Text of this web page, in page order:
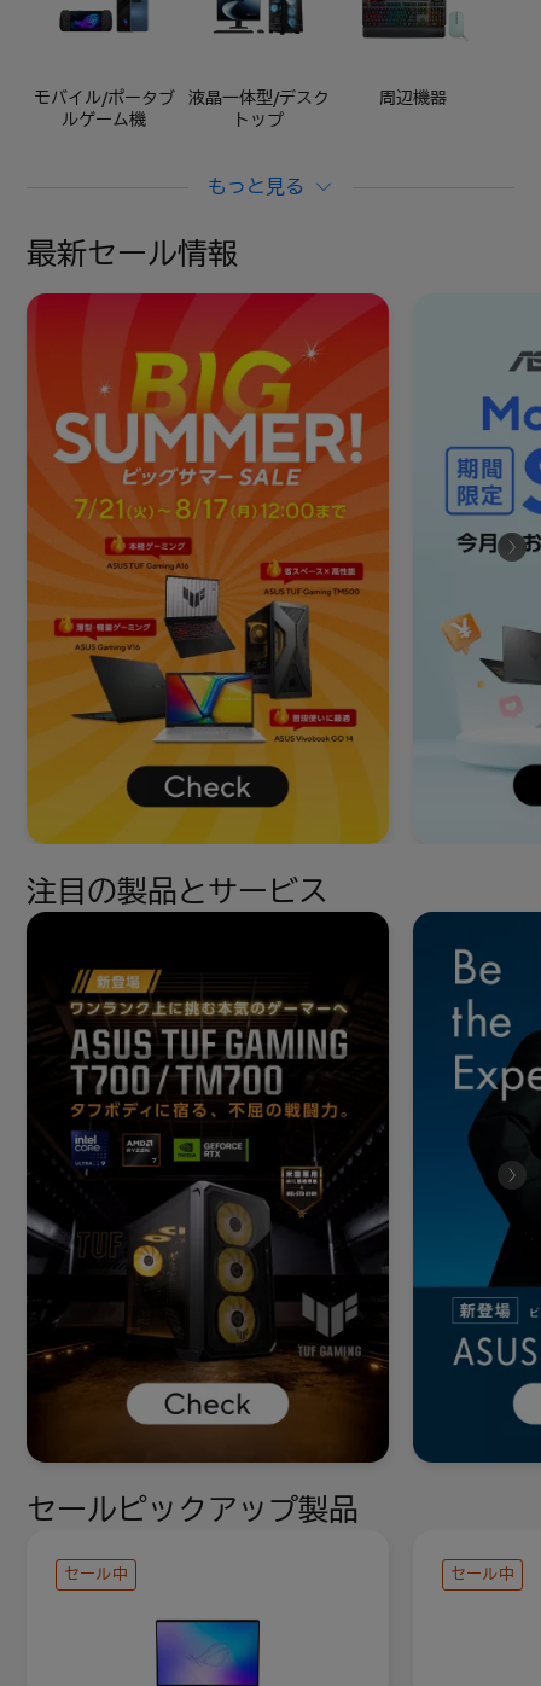
モバイル/ポータブ
ルゲーム機
液晶一体型/デスク
トップ
周辺機器
もっと見る
最新セール情報
セールピックアップ製品
セール中 セール中
注目の製品とサービス